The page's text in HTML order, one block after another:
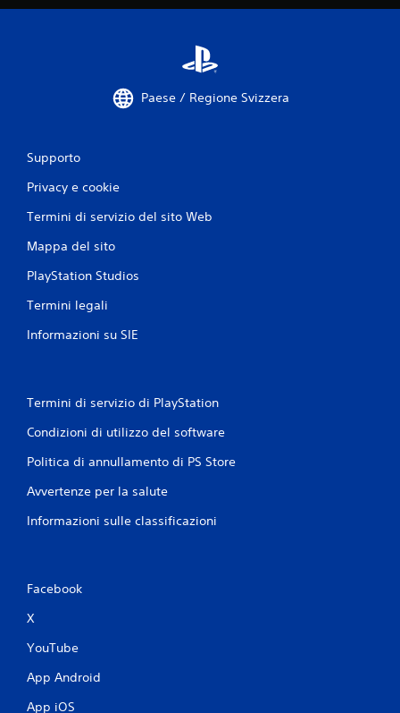
Paese / Regione Svizzera
Supporto
Privacy e cookie
Termini di servizio del sito Web
Mappa del sito
PlayStation Studios
Termini legali
Informazioni su SIE
Termini di servizio di PlayStation
Condizioni di utilizzo del software
Politica di annullamento di PS Store
Avvertenze per la salute
Informazioni sulle classificazioni
Facebook
X
YouTube
App Android
App iOS